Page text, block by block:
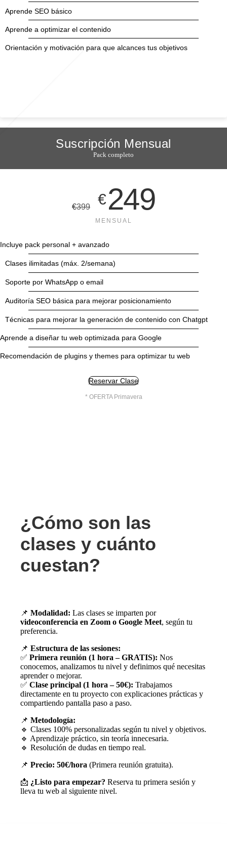
Aprende SEO básico
Aprende a optimizar el contenido
Orientación y motivación para que alcances tus objetivos
Suscripción Mensual
Pack completo
€399 €249
MENSUAL
Incluye pack personal + avanzado
Clases ilimitadas (máx. 2/semana)
Soporte por WhatsApp o email
Auditoría SEO básica para mejorar posicionamiento
Técnicas para mejorar la generación de contenido con Chatgpt
Aprende a diseñar tu web optimizada para Google
Recomendación de plugins y themes para optimizar tu web
Reservar Clase
* OFERTA Primavera
¿Cómo son las
clases y cuánto
cuestan?
📌 Modalidad: Las clases se imparten por
videoconferencia en Zoom o Google Meet, según tu
preferencia.
📌 Estructura de las sesiones:
✅ Primera reunión (1 hora – GRATIS): Nos
conocemos, analizamos tu nivel y definimos qué necesitas
aprender o mejorar.
✅ Clase principal (1 hora – 50€): Trabajamos
directamente en tu proyecto con explicaciones prácticas y
compartiendo pantalla paso a paso.
📌 Metodología:
🔹 Clases 100% personalizadas según tu nivel y objetivos.
🔹 Aprendizaje práctico, sin teoría innecesaria.
🔹 Resolución de dudas en tiempo real.
📌 Precio: 50€/hora (Primera reunión gratuita).
📩 ¿Listo para empezar? Reserva tu primera sesión y
lleva tu web al siguiente nivel.